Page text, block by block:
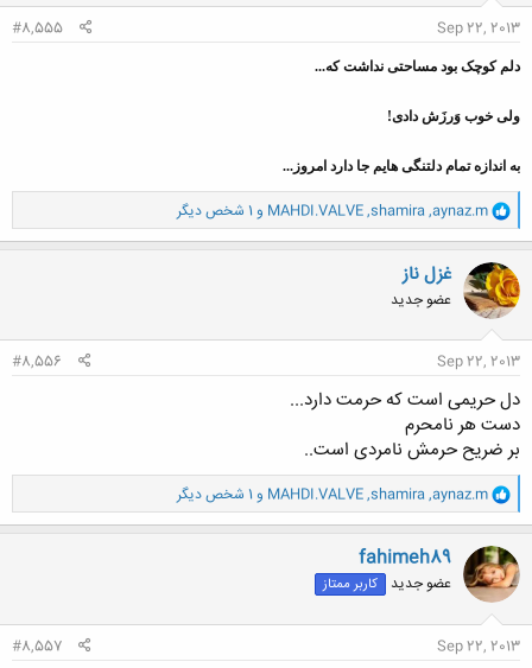
Sep 22, 2013
#8,555
دلم کوچک بود مساحتی نداشت که...
ولی خوب وَرزَش دادی!
به اندازه تمام دلتنگی هایم جا دارد امروز...
و
ا
ک
ن
ش
ه
ا
aynaz.m
,
shamira
,
MAHDI.VALVE و 1 شخص دیگر
غزل ناز
عضو جدید
Sep 22, 2013
#8,556
دل حریمی است که حرمت دارد...
دست هر نامحرم
بر ضریح حرمش نامردی است..
و
ا
ک
ن
ش
ه
ا
aynaz.m
,
shamira
,
MAHDI.VALVE و 1 شخص دیگر
fahimeh89
عضو جدید کاربر ممتاز
Sep 22, 2013
#8,557